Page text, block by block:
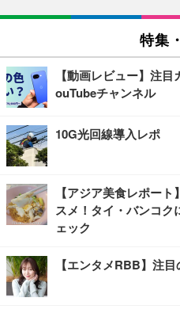
特集
【動画レビュー】注
ouTubeチャンネル
10G光回線導入レポ
【アジア美食レポー
スメ！タイ・バンコク
ェック
【エンタメRBB】注